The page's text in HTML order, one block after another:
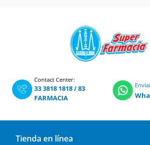
Contact Center:
33 3818 1818/83
FARMACIA
Tienda en línea